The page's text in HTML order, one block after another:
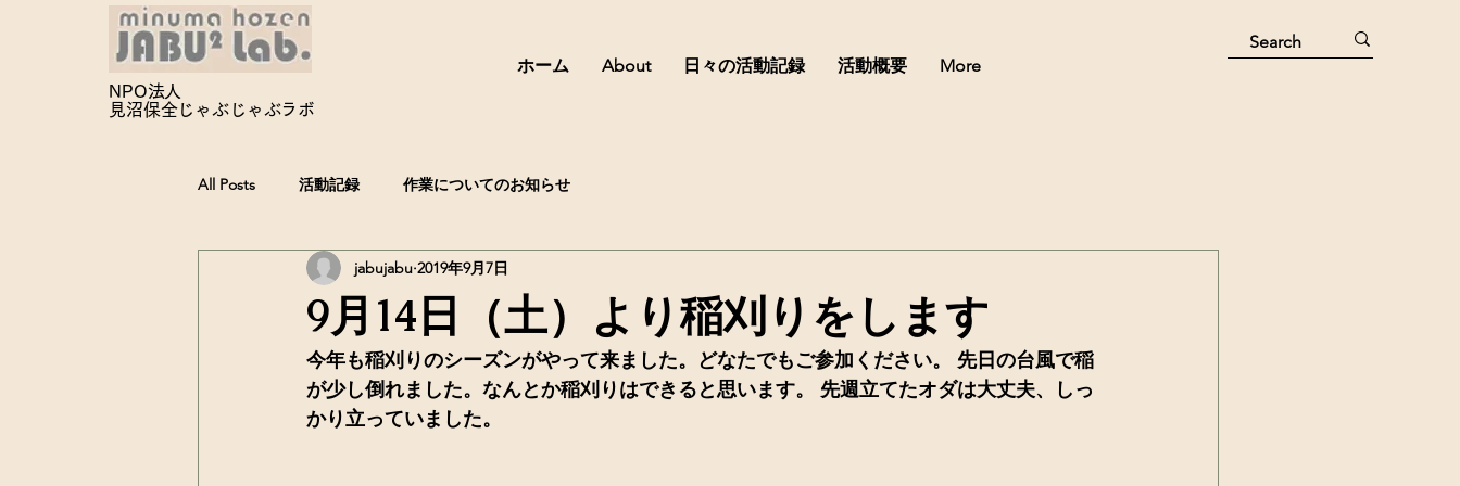
NPO法人
見沼保全じゃぶじゃぶラボ
ホーム About 日々の活動記録 活動概要 More
All Posts 活動記録 作業についてのお知らせ
9月14日（土）より稲刈りをします
jabujabu 2019年9月7日
今年も稲刈りのシーズンがやって来ました。どなたでもご参加ください。 先日の台風で稲
が少し倒れました。なんとか稲刈りはできると思います。 先週立てたオダは大丈夫、しっ
かり立っていました。